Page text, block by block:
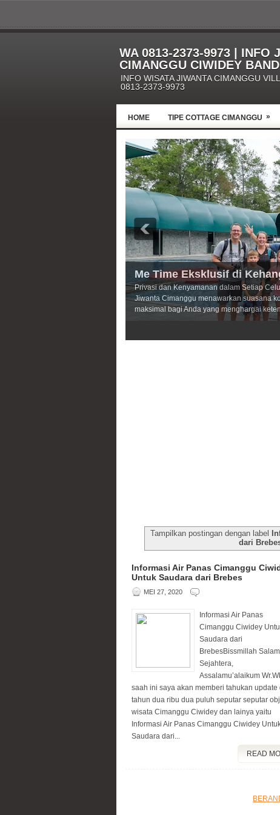
WA 0813-2373-9973 | INFO
CIMANGGU CIWIDEY
INFO WISATA JIWANTA CIMANGGU
0813-2373-9973
HOME TIPE COTTAGE CIMANGGU »
Me Time Eksklusif di
Privasi dan Kenyamanan dalam Setiap
Jiwanta Cimanggu menawarkan suasana
maksimal bagi Anda yang menghargai
Tampilkan postingan dengan label
dari
Informasi Air Panas Cimanggu
Untuk Saudara dari Brebes
MEI 27, 2020
Informasi Air Panas
Cimanggu Ciwidey
Saudara dari
BrebesBissmillah Salam
Sejahtera,
Assalamu’alaikum
saah ini saya akan memberi tahukan update
tahun dua ribu dua puluh seputar seputar
wisata Cimanggu Ciwidey dan lainya yaitu
Informasi Air Panas Cimanggu Ciwidey
Saudara dari...
READ